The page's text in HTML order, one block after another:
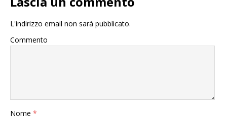
L'indirizzo email non sarà pubblicato.
Commento
Nome *